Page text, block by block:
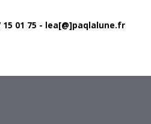
01 75 - lea[@]paqlalune.fr